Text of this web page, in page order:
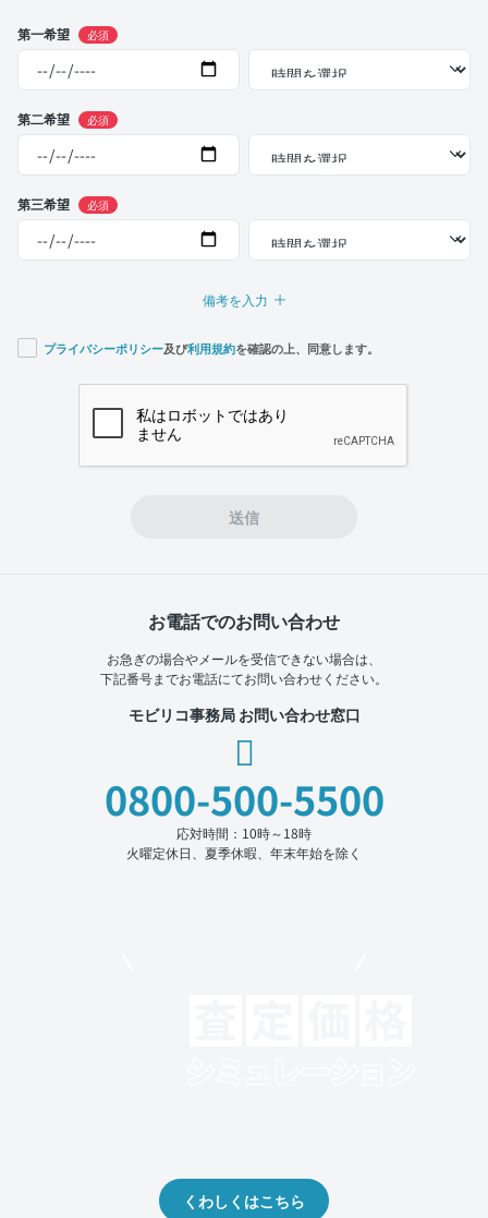
第一希望 必須
第二希望 必須
第三希望 必須
備考を入力
プライバシーポリシー及び利用規約を確認の上、同意します。
送信
お電話でのお問い合わせ
お急ぎの場合やメールを受信できない場合は、
下記番号までお電話にてお問い合わせください。
モビリコ事務局 お問い合わせ窓口
0800-500-5500
応対時間：10時～18時
火曜定休日、夏季休暇、年末年始を除く
くわしくはこちら